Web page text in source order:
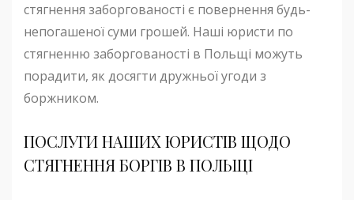
стягнення заборгованості є повернення будь-
непогашеної суми грошей. Наші юристи по
стягненню заборгованості в Польщі можуть
порадити, як досягти дружньої угоди з
боржником.
ПОСЛУГИ НАШИХ ЮРИСТІВ ЩОДО
СТЯГНЕННЯ БОРГІВ В ПОЛЬЩІ